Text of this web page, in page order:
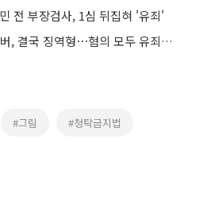
전 부장검사, 1심 뒤집혀 '유죄'
'소녀상' 모욕한 美 유튜버, 결국 징역형⋯혐의 모두 유죄 "법정 구속"
#그림 #청탁금지법